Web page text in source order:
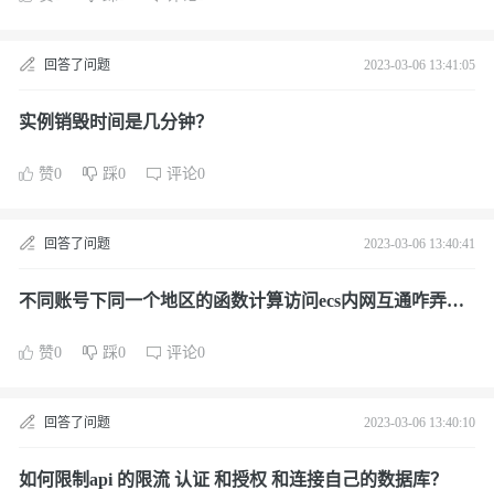
回答了问题 2023-03-06 13:41:05
实例销毁时间是几分钟？
赞0 踩0 评论0
回答了问题 2023-03-06 13:40:41
不同账号下同一个地区的函数计算访问ecs内网互通咋弄
赞0 踩0 评论0
回答了问题 2023-03-06 13:40:10
如何限制api 的限流 认证 和授权 和连接自己的数据库？